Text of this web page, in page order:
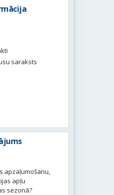
saraksts
apzaļumošanu,
apļu
sezonā?